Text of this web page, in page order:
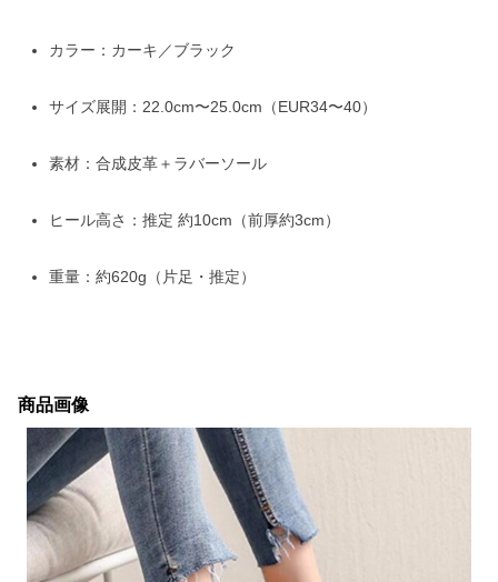
カラー：カーキ／ブラック
サイズ展開：22.0cm〜25.0cm（EUR34〜40）
素材：合成皮革＋ラバーソール
ヒール高さ：推定 約10cm（前厚約3cm）
重量：約620g（片足・推定）
商品画像